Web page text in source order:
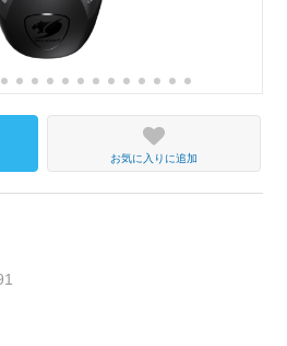
お気に入りに追加